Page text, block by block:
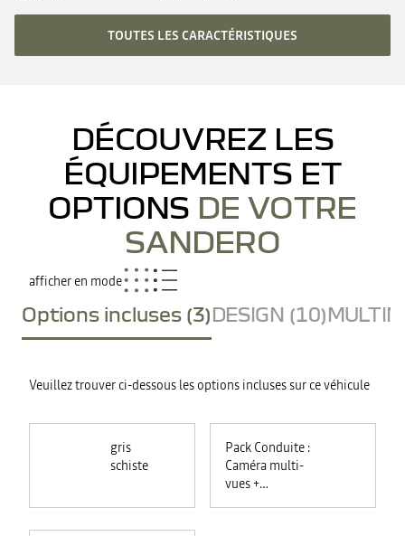
TOUTES LES CARACTÉRISTIQUES
DÉCOUVREZ LES
ÉQUIPEMENTS ET
OPTIONS DE VOTRE
SANDERO
afficher en mode
Options incluses (3)DESIGN (10)
Veuillez trouver ci-dessous les options incluses sur ce véhicule
gris
schiste
Pack Conduite :
Caméra multi-
vues +